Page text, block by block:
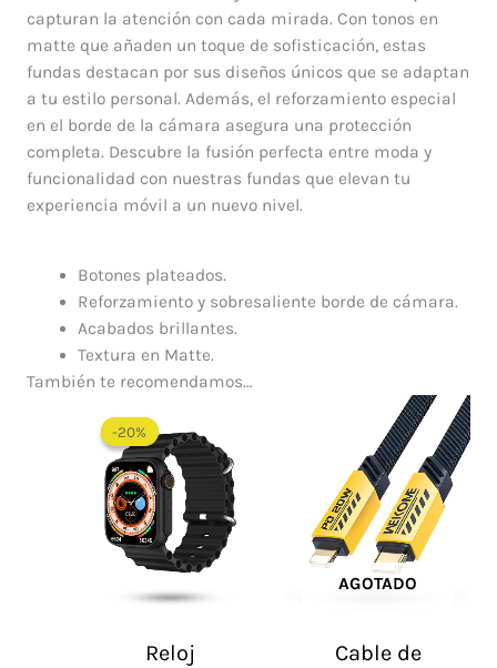
capturan la atención con cada mirada. Con tonos en
matte que añaden un toque de sofisticación, estas
fundas destacan por sus diseños únicos que se adaptan
a tu estilo personal. Además, el reforzamiento especial
en el borde de la cámara asegura una protección
completa. Descubre la fusión perfecta entre moda y
funcionalidad con nuestras fundas que elevan tu
experiencia móvil a un nuevo nivel.
Botones plateados.
Reforzamiento y sobresaliente borde de cámara.
Acabados brillantes.
Textura en Matte.
También te recomendamos…
-20%
-20%
Reloj
precio
original
era:
$ 210.000.
actual
es:
$ 168.000.
AGOTADO
Cable de